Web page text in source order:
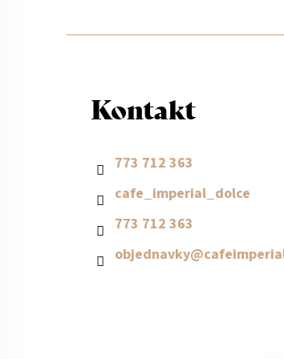
Kontakt
objednavky@
773 712 363
773 712 363
cafe_imperial_dolce